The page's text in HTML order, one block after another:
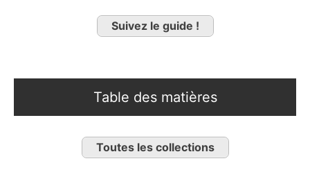
Suivez le guide !
Table des matières
Toutes les collections